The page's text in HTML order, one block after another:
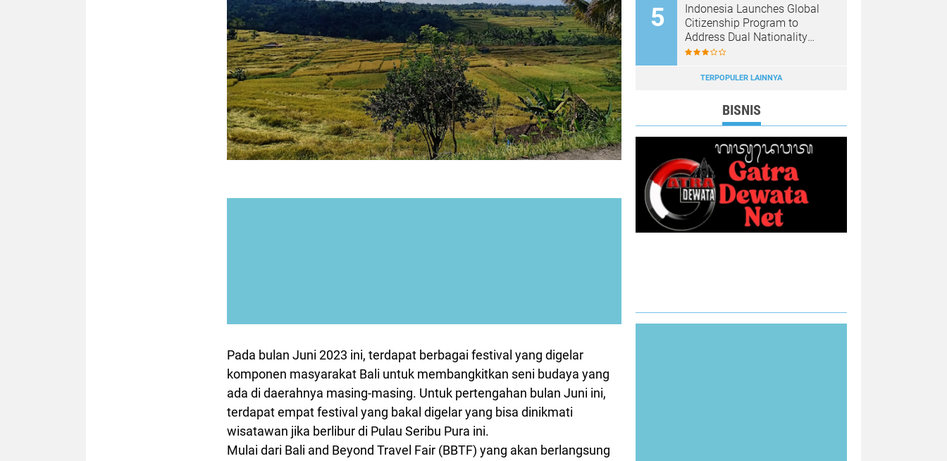
Pada bulan Juni 2023 ini, terdapat berbagai festival yang digelar
komponen masyarakat Bali untuk membangkitkan seni budaya yang
ada di daerahnya masing-masing. Untuk pertengahan bulan Juni ini,
terdapat empat festival yang bakal digelar yang bisa dinikmati
wisatawan jika berlibur di Pulau Seribu Pura ini.
Mulai dari Bali and Beyond Travel Fair (BBTF) yang akan berlangsung
Indonesia Launches Global
Citizenship Program to
Address Dual Nationality
Issues
TERPOPULER LAINNYA
BISNIS